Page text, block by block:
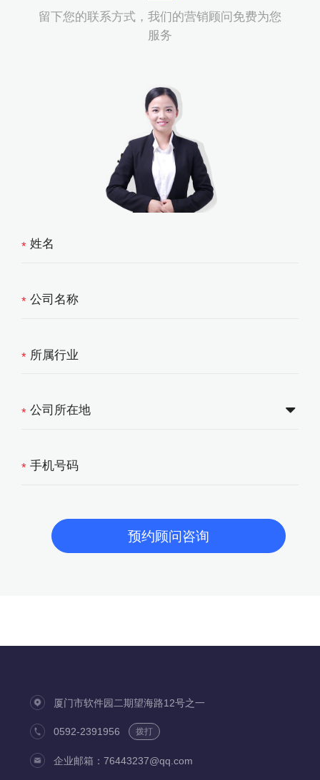
留下您的联系方式，我们的营销顾问免费为您
服务
*
*
*
*
*
厦门市软件园二期望海路12号之一
0592-2391956 拨打
企业邮箱：76443237@qq.com